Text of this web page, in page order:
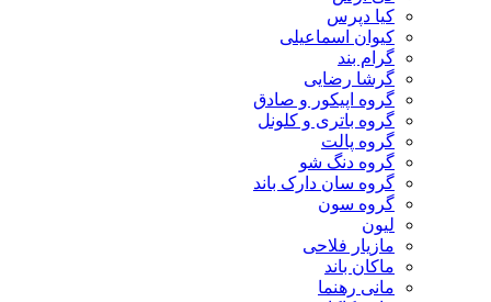
کیا دپرس
کیوان اسماعیلی
گرام بند
گرشا رضایی
گروه اپیکور و صادق
گروه باتری و کلونل
گروه پالت
گروه دنگ شو
گروه سان دارک باند
گروه سون
لیون
مازیار فلاحی
ماکان باند
مانی رهنما